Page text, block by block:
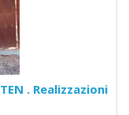
. Realizzazioni